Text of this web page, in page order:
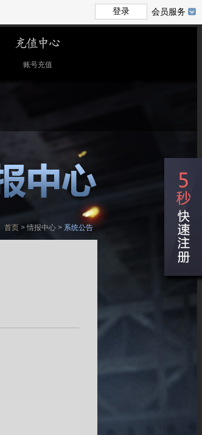
账号充值
首页 > 情报中心 > 系统公告
会员服务